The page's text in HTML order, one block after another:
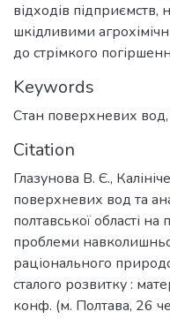
відходів
шкідливими
до стрімкого
Keywords
Стан поверхневих вод,
Citation
Глазунова В. Є.,
поверхневих вод та
полтавської області
проблеми
раціонального
сталого розвитку :
конф. (м. Полтава, 26